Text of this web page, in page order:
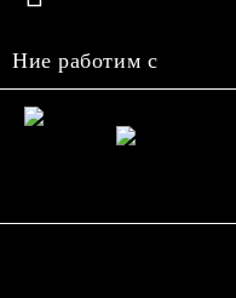
Ние работим с